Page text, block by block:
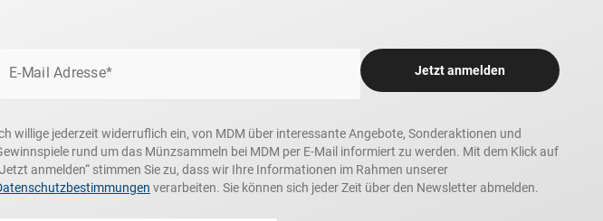
E-Mail Adresse* Jetzt anmelden
willige jederzeit widerruflich ein, von MDM über interessante Angebote, Sonderaktionen und
rund um das Münzsammeln bei MDM per E-Mail informiert zu werden. Mit dem Klick auf
anmelden“ stimmen Sie zu, dass wir Ihre Informationen im Rahmen unserer
verarbeiten. Sie können sich jeder Zeit über den Newsletter abmelden.